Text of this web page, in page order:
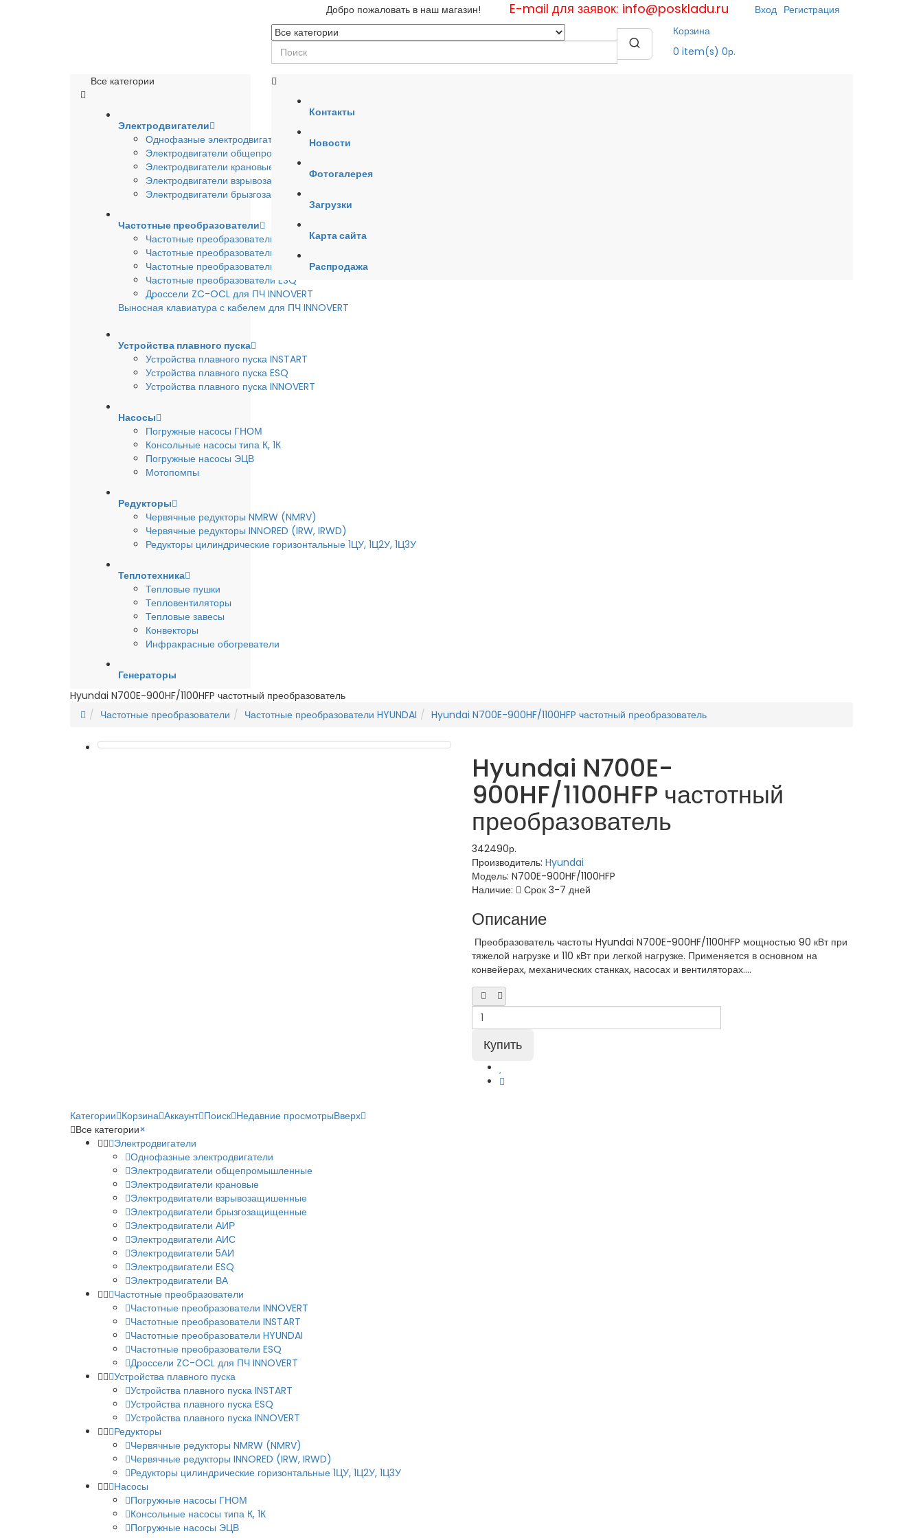
Добро пожаловать в наш магазин! E-mail для заявок: info@poskladu.ru Вход Регистрация
Корзина
0 item(s) 0р.
Все категории
Электродвигатели
Однофазные электродвигатели
Электродвигатели общепромышленные
Электродвигатели крановые
Электродвигатели взрывозащишенные
Электродвигатели брызгозащищенные
Частотные преобразователи
Частотные преобразователи INSTART
Частотные преобразователи INNOVERT
Частотные преобразователи HYUNDAI
Частотные преобразователи ESQ
Дроссели ZC-OCL для ПЧ INNOVERT
Выносная клавиатура с кабелем для ПЧ INNOVERT
Устройства плавного пуска
Устройства плавного пуска INSTART
Устройства плавного пуска ESQ
Устройства плавного пуска INNOVERT
Насосы
Погружные насосы ГНОМ
Консольные насосы типа К, 1К
Погружные насосы ЭЦВ
Мотопомпы
Редукторы
Червячные редукторы NMRW (NMRV)
Червячные редукторы INNORED (IRW, IRWD)
Редукторы цилиндрические горизонтальные 1ЦУ, 1Ц2У, 1Ц3У
Теплотехника
Тепловые пушки
Тепловентиляторы
Тепловые завесы
Конвекторы
Инфракрасные обогреватели
Генераторы
Контакты
Новости
Фотогалерея
Загрузки
Карта сайта
Распродажа
Hyundai N700E-900HF/1100HFP частотный преобразователь
Частотные преобразователи
Частотные преобразователи HYUNDAI Hyundai N700E-900HF/1100HFP частотный преобразователь
Hyundai N700E-
900HF/1100HFP частотный
преобразователь
342490р.
Производитель: Hyundai
Модель: N700E-900HF/1100HFP
Наличие:
Срок 3-7 дней
Описание
Преобразователь частоты Hyundai N700E-900HF/1100HFP мощностью 90 кВт при
тяжелой нагрузке и 110 кВт при легкой нагрузке. Применяется в основном на
конвейерах, механических станках, насосах и вентиляторах....
Категории Корзина Аккаунт Поиск Недавние просмотрыВверх
Все категории×
Электродвигатели
Однофазные электродвигатели
Электродвигатели общепромышленные
Электродвигатели крановые
Электродвигатели взрывозащишенные
Электродвигатели брызгозащищенные
Электродвигатели АИР
Электродвигатели АИС
Электродвигатели 5АИ
Электродвигатели ESQ
Электродвигатели ВА
Частотные преобразователи
Частотные преобразователи INNOVERT
Частотные преобразователи INSTART
Частотные преобразователи HYUNDAI
Частотные преобразователи ESQ
Дроссели ZC-OCL для ПЧ INNOVERT
Устройства плавного пуска
Устройства плавного пуска INSTART
Устройства плавного пуска ESQ
Устройства плавного пуска INNOVERT
Редукторы
Червячные редукторы NMRW (NMRV)
Червячные редукторы INNORED (IRW, IRWD)
Редукторы цилиндрические горизонтальные 1ЦУ, 1Ц2У, 1Ц3У
Насосы
Погружные насосы ГНОМ
Консольные насосы типа К, 1К
Погружные насосы ЭЦВ